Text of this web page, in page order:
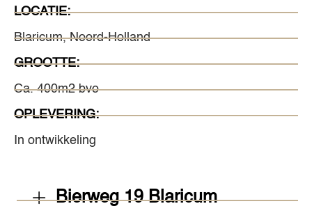
LOCATIE:
Blaricum, Noord-Holland
GROOTTE:
Ca. 400m2 bvo
OPLEVERING:
In ontwikkeling
Bierweg 19 Blaricum